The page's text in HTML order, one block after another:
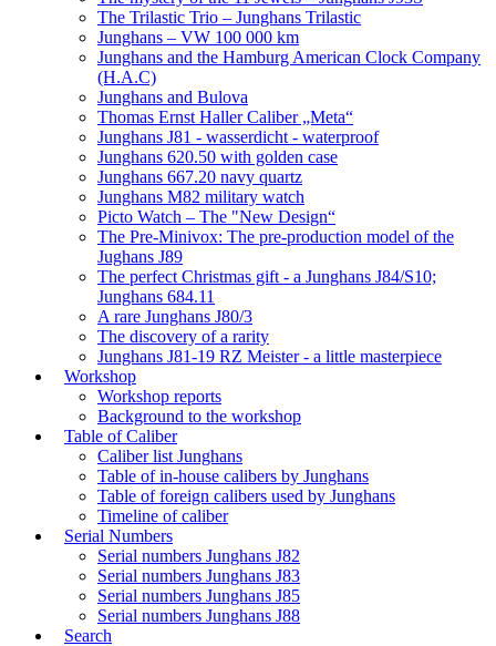
The Trilastic Trio – Junghans Trilastic
Junghans – VW 100 000 km
Junghans and the Hamburg American Clock Company
(H.A.C)
Junghans and Bulova
Thomas Ernst Haller Caliber „Meta“
Junghans J81 - wasserdicht - waterproof
Junghans 620.50 with golden case
Junghans 667.20 navy quartz
Junghans M82 military watch
Picto Watch – The "New Design“
The Pre-Minivox: The pre-production model of the
Jughans J89
The perfect Christmas gift - a Junghans J84/S10;
Junghans 684.11
A rare Junghans J80/3
The discovery of a rarity
Junghans J81-19 RZ Meister - a little masterpiece
Workshop
Workshop reports
Background to the workshop
Table of Caliber
Caliber list Junghans
Table of in-house calibers by Junghans
Table of foreign calibers used by Junghans
Timeline of caliber
Serial Numbers
Serial numbers Junghans J82
Serial numbers Junghans J83
Serial numbers Junghans J85
Serial numbers Junghans J88
Search